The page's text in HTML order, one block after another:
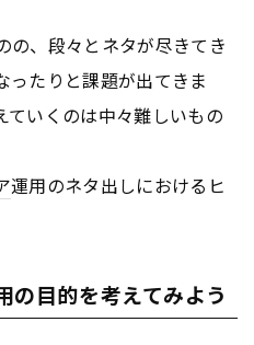
の、段々とネタが尽きてき
ったりと課題が出てきま
ていくのは中々難しいもの
運用のネタ出しにおけるヒ
の目的を考えてみよう